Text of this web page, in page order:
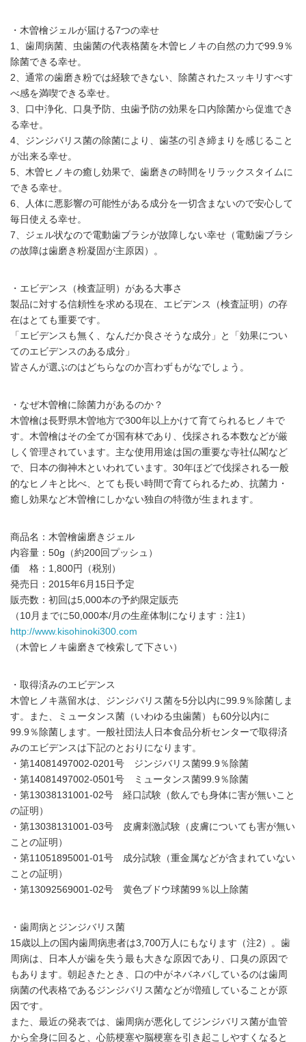
・木曽檜ジェルが届ける7つの幸せ
1、歯周病菌、虫歯菌の代表格菌を木曽ヒノキの自然の力で99.9％
除菌できる幸せ。
2、通常の歯磨き粉では経験できない、除菌されたスッキリすべす
べ感を満喫できる幸せ。
3、口中浄化、口臭予防、虫歯予防の効果を口内除菌から促進でき
る幸せ。
4、ジンジバリス菌の除菌により、歯茎の引き締まりを感じること
が出来る幸せ。
5、木曽ヒノキの癒し効果で、歯磨きの時間をリラックスタイムに
できる幸せ。
6、人体に悪影響の可能性がある成分を一切含まないので安心して
毎日使える幸せ。
7、ジェル状なので電動歯ブラシが故障しない幸せ（電動歯ブラシ
の故障は歯磨き粉凝固が主原因）。
・エビデンス（検査証明）がある大事さ
製品に対する信頼性を求める現在、エビデンス（検査証明）の存
在はとても重要です。
「エビデンスも無く、なんだか良さそうな成分」と「効果につい
てのエビデンスのある成分」
皆さんが選ぶのはどちらなのか言わずもがなでしょう。
・なぜ木曽檜に除菌力があるのか？
木曽檜は長野県木曽地方で300年以上かけて育てられるヒノキで
す。木曽檜はその全てが国有林であり、伐採される本数などが厳
しく管理されています。主な使用用途は国の重要な寺社仏閣など
で、日本の御神木といわれています。30年ほどで伐採される一般
的なヒノキと比べ、とても長い時間で育てられるため、抗菌力・
癒し効果など木曽檜にしかない独自の特徴が生まれます。
商品名：木曽檜歯磨きジェル
内容量：50g（約200回プッシュ）
価 格：1,800円（税別）
発売日：2015年6月15日予定
販売数：初回は5,000本の予約限定販売
（10月までに50,000本/月の生産体制になります：注1）
http://www.kisohinoki300.com
（木曽ヒノキ歯磨きで検索して下さい）
・取得済みのエビデンス
木曽ヒノキ蒸留水は、ジンジバリス菌を5分以内に99.9％除菌しま
す。また、ミュータンス菌（いわゆる虫歯菌）も60分以内に
99.9％除菌します。一般社団法人日本食品分析センターで取得済
みのエビデンスは下記のとおりになります。
・第14081497002-0201号 ジンジバリス菌99.9％除菌
・第14081497002-0501号 ミュータンス菌99.9％除菌
・第13038131001-02号 経口試験（飲んでも身体に害が無いこと
の証明）
・第13038131001-03号 皮膚刺激試験（皮膚についても害が無い
ことの証明）
・第11051895001-01号 成分試験（重金属などが含まれていない
ことの証明）
・第13092569001-02号 黄色ブドウ球菌99％以上除菌
・歯周病とジンジバリス菌
15歳以上の国内歯周病患者は3,700万人にもなります（注2）。歯
周病は、日本人が歯を失う最も大きな原因であり、口臭の原因で
もあります。朝起きたとき、口の中がネバネバしているのは歯周
病菌の代表格であるジンジバリス菌などが増殖していることが原
因です。
また、最近の発表では、歯周病が悪化してジンジバリス菌が血管
から全身に回ると、心筋梗塞や脳梗塞を引き起こしやすくなると